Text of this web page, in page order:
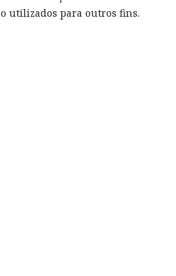
utilizados para outros fins.